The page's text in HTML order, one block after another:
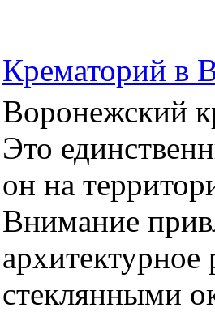
Крематорий в
Воронежский
Это
он на
Внимание
стеклянными